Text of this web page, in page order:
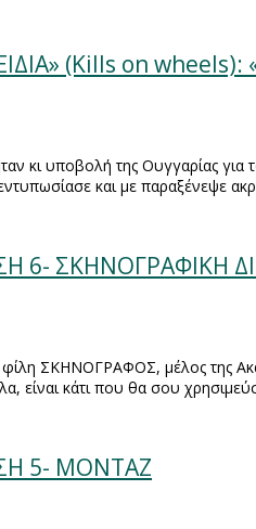
(Kills on
κι υποβολή της Ουγγαρίας
και με παραξένεψε
6- ΣΚΗΝΟΓΡΑΦΙΚΗ
φίλη ΣΚΗΝΟΓΡΑΦΟΣ, μέλος της
είναι κάτι που θα σου
5- ΜΟΝΤΑΖ